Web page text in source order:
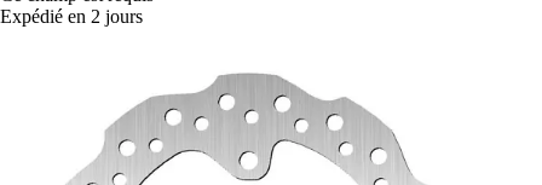
Expédié en 2 jours